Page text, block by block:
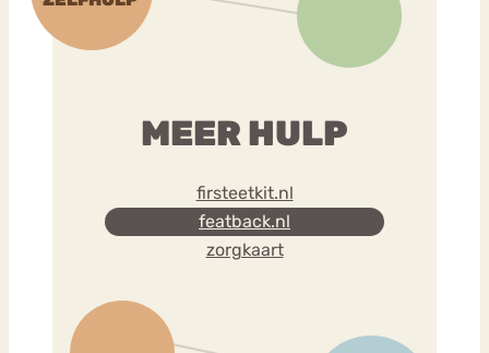
MEER HULP
firsteetkit.nl
featback.nl
zorgkaart